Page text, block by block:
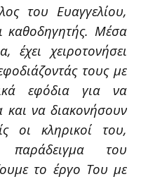
του Ευαγγελίου,
καθοδηγητής. Μέσα
έχει χειροτονήσει
τους με
εφόδια για να
και να διακονήσουν
οι κληρικοί του,
του
το έργο Του με